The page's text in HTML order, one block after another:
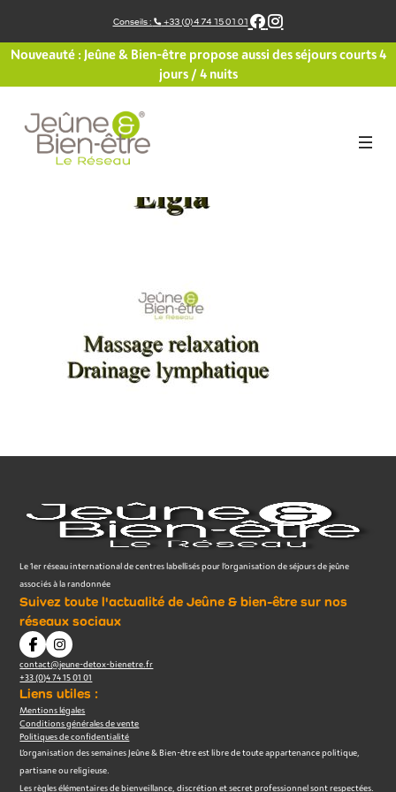
contenu
Conseils : +33 (0)4 74 15 01 01
Nouveauté : Jeûne & Bien-être propose aussi des séjours courts 4
jours / 4 nuits
Le 1er réseau international de centres labellisés pour l’organisation de séjours de jeûne
associés à la randonnée
Suivez toute l'actualité de Jeûne & bien-être sur nos
réseaux sociaux
contact@jeune-detox-bienetre.fr
+33 (0)4 74 15 01 01
Liens utiles :
Mentions légales
Conditions générales de vente
Politiques de confidentialité
L’organisation des semaines Jeûne & Bien-être est libre de toute appartenance politique,
partisane ou religieuse.
Les règles élémentaires de bienveillance, discrétion et secret professionnel sont respectées.